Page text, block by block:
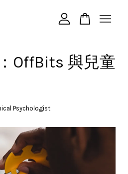
OffBits 與兒童
Psychologist
前還是空的。